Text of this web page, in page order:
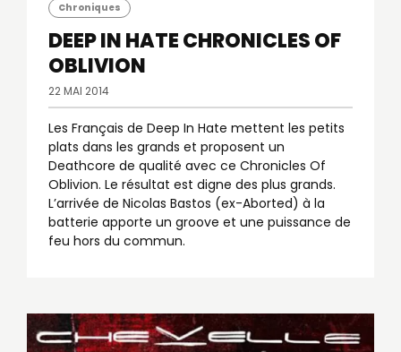
Chroniques
DEEP IN HATECHRONICLES OF
OBLIVION
22 MAI 2014
Les Français de Deep In Hate mettent les petits
plats dans les grands et proposent un
Deathcore de qualité avec ce Chronicles Of
Oblivion. Le résultat est digne des plus grands.
L’arrivée de Nicolas Bastos (ex-Aborted) à la
batterie apporte un groove et une puissance de
feu hors du commun.